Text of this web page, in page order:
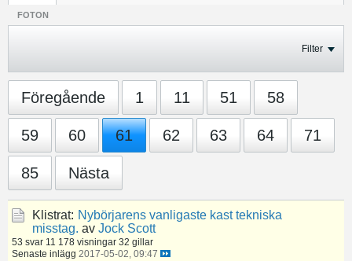
FOTON
Filter
Föregående 1 11 51 58
59 60 61 62 63 64 71
85 Nästa
Klistrat: Nybörjarens vanligaste kast tekniska
misstag. av Jock Scott
53 svar 11 178 visningar 32 gillar
Senaste inlägg 2017-05-02, 09:47